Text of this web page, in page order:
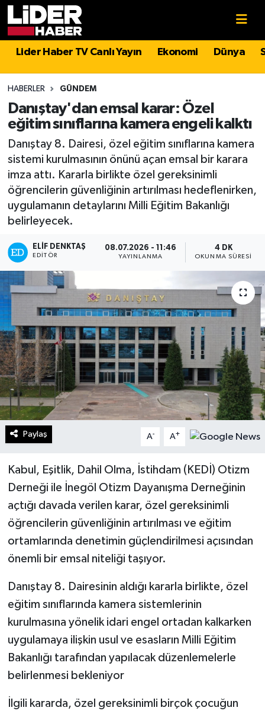
Lider Haber TV Canlı Yayın Ekonomi Dünya
HABERLER GÜNDEM
Danıştay'dan emsal karar: Özel
eğitim sınıflarına kamera engeli kalktı
Danıştay 8. Dairesi, özel eğitim sınıflarına kamera
sistemi kurulmasının önünü açan emsal bir karara
imza attı. Kararla birlikte özel gereksinimli
öğrencilerin güvenliğinin artırılması hedeflenirken,
uygulamanın detaylarını Milli Eğitim Bakanlığı
belirleyecek.
ELIF DENKTAŞ
EDITÖR
08.07.2026 - 11:46
YAYINLANMA
4 DK
OKUNMA SÜRESI
Paylaş A- A+
Kabul, Eşitlik, Dahil Olma, İstihdam (KEDİ) Otizm
Derneği ile İnegöl Otizm Dayanışma Derneğinin
açtığı davada verilen karar, özel gereksinimli
öğrencilerin güvenliğinin artırılması ve eğitim
ortamlarında denetimin güçlendirilmesi açısından
önemli bir emsal niteliği taşıyor.
Danıştay 8. Dairesinin aldığı kararla birlikte, özel
eğitim sınıflarında kamera sistemlerinin
kurulmasına yönelik idari engel ortadan kalkarken
uygulamaya ilişkin usul ve esasların Milli Eğitim
Bakanlığı tarafından yapılacak düzenlemelerle
belirlenmesi bekleniyor
İlgili kararda, özel gereksinimli birçok çocuğun
Politika
Asayiş
Magazin
Spor
Sağlık
Teknoloji
Turizm
Kültür - Sanat
Lider Haber TV Canlı Yayın izle
Hava Durumu
İstanbul Namaz Vakitleri
Süper Lig Puan Durumu ve Fikstür
Tüm Manşetler
Son Dakika Haberleri
Haber Arşivi